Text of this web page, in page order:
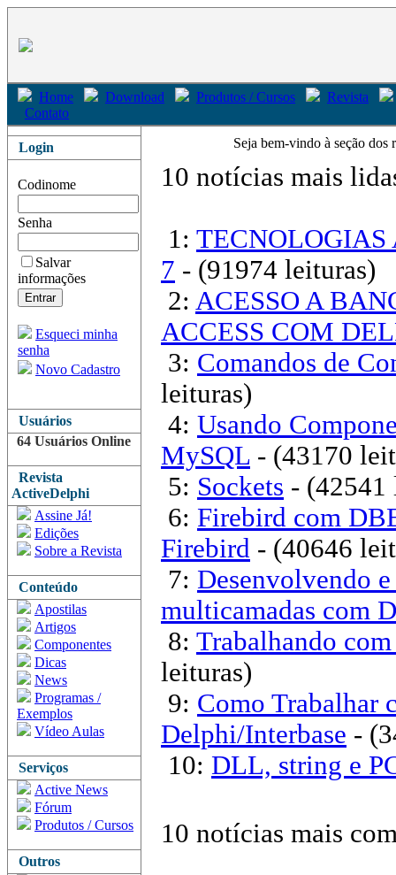
Home Download Produtos / Cursos
Revista
Contato
Login
Codinome
Senha
Salvar
informações
Esqueci minha
senha
Novo Cadastro
Usuários
64 Usuários Online
Revista
ActiveDelphi
Assine Já!
Edições
Sobre a Revista
Conteúdo
Apostilas
Artigos
Componentes
Dicas
News
Programas /
Exemplos
Vídeo Aulas
Serviços
Active News
Fórum
Produtos / Cursos
Outros
Seja bem-vindo à seção dos
10 notícias mais
1:
7 - (91974 leituras)
2: ACESSO A
ACCESS COM
3: Comandos de
leituras)
4: Usando
MySQL - (43170
5: Sockets - (42541
6: Firebird com
Firebird - (40646
7: Desenvolvendo
multicamadas com
8: Trabalhando
leituras)
9: Como Trabalhar
Delphi/Interbase -
10: DLL, string e
10 notícias mais